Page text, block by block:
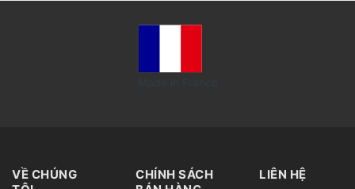
VỀ CHÚNG
CHÍNH SÁCH
LIÊN HỆ